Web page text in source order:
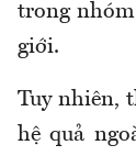
trong
giới.
Tuy nhiên,
hệ quả